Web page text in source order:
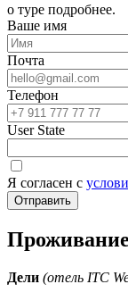
о туре подробнее.
Ваше имя
Почта
Телефон
User State
Я согласен с
Дели (отель ITC